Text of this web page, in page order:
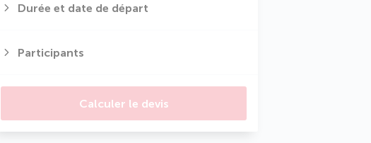
Durée et date de départ
Participants
Calculer le devis